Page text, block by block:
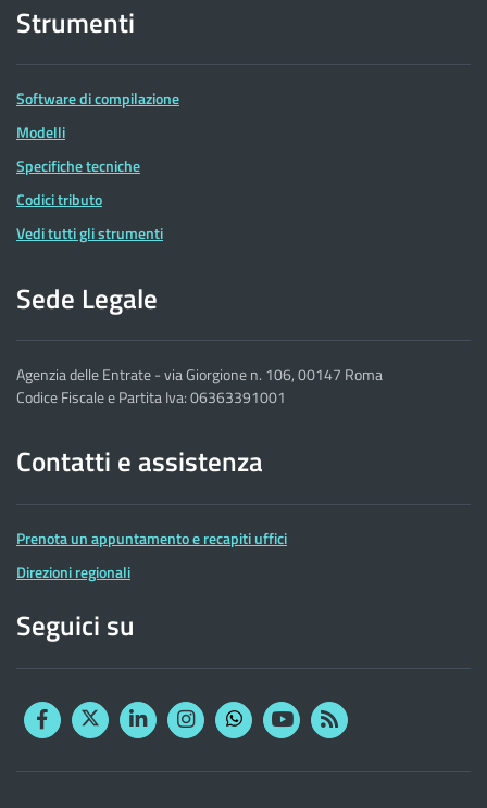
Strumenti
Software di compilazione
Modelli
Specifiche tecniche
Codici tributo
Vedi tutti gli strumenti
Sede Legale
Agenzia delle Entrate - via Giorgione n. 106, 00147 Roma
Codice Fiscale e Partita Iva: 06363391001
Contatti e assistenza
Prenota un appuntamento e recapiti uffici
Direzioni regionali
Seguici su
FacebookTwitterLinkedinInstagram
YouTubeRSS